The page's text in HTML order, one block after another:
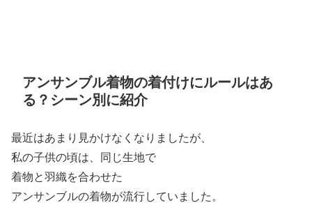
アンサンブル着物の着付けにルールはあ
る？シーン別に紹介
最近はあまり見かけなくなりましたが、
私の子供の頃は、同じ生地で
着物と羽織を合わせた
アンサンブルの着物が流行していました。